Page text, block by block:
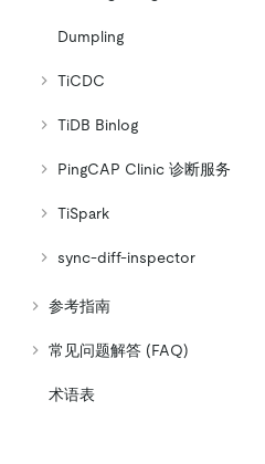
Dumpling
TiCDC
TiDB Binlog
PingCAP Clinic 诊断服务
TiSpark
sync-diff-inspector
参考指南
常见问题解答 (FAQ)
术语表